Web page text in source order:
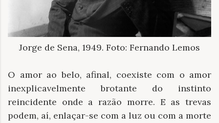
Jorge de Sena, 1949. Foto: Fernando Lemos
O amor ao belo, afinal, coexiste com o amor
inexplicavelmente brotante do instinto
reincidente onde a razão morre. E as trevas
podem, aí, enlaçar-se com a luz ou com a morte